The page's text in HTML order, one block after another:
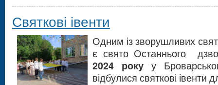
Святкові івенти
Одним із зворушливих
є свято Останнього
2024 року у
відбулися святкові івенти